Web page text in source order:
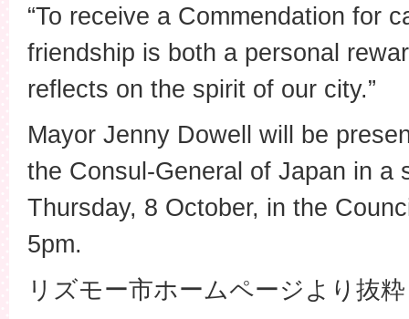
“To receive a Commendation for
friendship is both a personal
reflects on the spirit of our city.”
Mayor Jenny Dowell will be
the Consul-General of Japan in a
Thursday, 8 October, in the
5pm.
リズモー市ホームページより抜粋